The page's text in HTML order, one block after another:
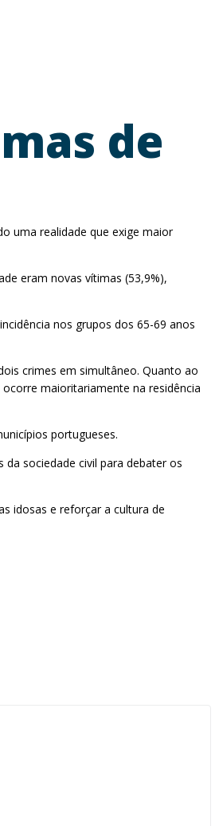
de
uma realidade que exige maior
eram novas vítimas (53,9%),
nos grupos dos 65-69 anos
crimes em simultâneo. Quanto ao
maioritariamente na residência
portugueses.
sociedade civil para debater os
idosas e reforçar a cultura de